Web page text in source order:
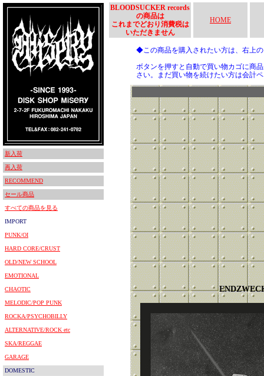
新入荷
再入荷
RECOMMEND
セール商品
すべての商品を見る
IMPORT
PUNK/OI
HARD CORE/CRUST
OLD/NEW SCHOOL
EMOTIONAL
CHAOTIC
MELODIC/POP PUNK
ROCKA/PSYCHOBILLY
ALTERNATIVE/ROCK etc
SKA/REGGAE
GARAGE
DOMESTIC
BLOODSUCKER records
の商品は
これまでどおり消費税は
いただきません
HOME
◆この商品を購入されたい方は、右上
ボタンを押すと自動で買い物カゴに商
さい。まだ買い物を続けたい方は会計